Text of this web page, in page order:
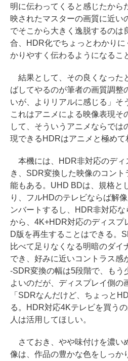
明に伝わってくると感じたから
映されたマスターの画質に近い
でそこから大きく逸脱するのは
合、HDR化でちょっとわかり
かりやすく伝わるようになるこ
結果として、その良くなった
ばしてやるのが筆者の画質調整
いが、よりリアルに感じる」そ
これはアニメによる映像表現そ
して、そういうアニメならでは
現できるHDRはアニメと極めて
本機には、HDR非対応のディ
き、SDR変換した映像のコン
能もある。UHD BDは、規格と
り、フルHDのテレビならば解
ンバートするし、HDR非対応
から、4K+HDR対応のディスプ
D版を再生することはできる。
比べて足りなくなる明暗のダイ
でき、好みに近いコントラス感
-SDR変換の幅は5段階で、もう
よいのだが、ディスプレイ側の
「SDRなんだけど、ちょっと
る。HDR対応4Kテレビを買う
人は活用してほしい。
さておき、やや味付けを濃い
像は、作品の豊かな色をしっか